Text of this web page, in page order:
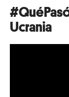
Ucrania